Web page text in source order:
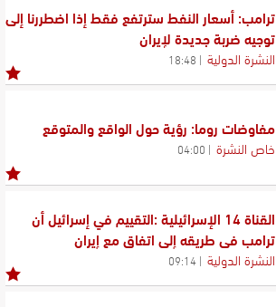
ترامب: أسعار النفط سترتفع فقط إذا اضطررنا إلى
توجيه ضربة جديدة لإيران
النشرة الدولية 18:48
مفاوضات روما: رؤية حول الواقع والمتوقع
خاص النشرة 04:00
القناة 14 الإسرائيلية :التقييم في إسرائيل أن
ترامب في طريقه إلى اتفاق مع إيران
النشرة الدولية 09:14